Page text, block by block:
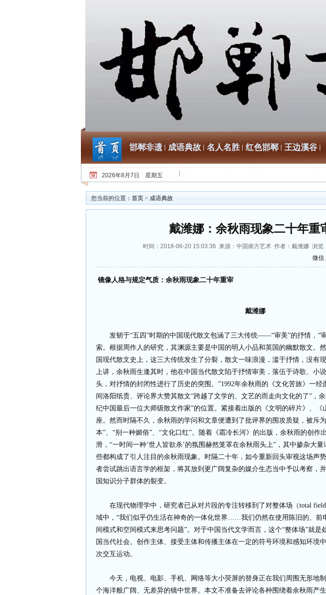
邯郸非遗 成语典故 名人名胜 红色邯郸 王边溪谷
2026年8月7日 星期五
您当前的位置： 首页 > 成语典故
戴潍娜：余秋雨现象二十年重
时间：2018-06-20 15:03:36 来源：中国南方艺术 作者：戴潍娜 浏览
微信
镜像人格与规定气质：余秋雨现象二十年重审
戴潍娜
发韧于“五四”时期的中国现代散文包涵了三大传统——“审美”的抒情，“审
索。根据周作人的研究，其渊源主要是中国的明人小品和英国的幽默散文。
国现代散文史上，这三大传统发生了分裂，散文一味浪漫，滥于抒情，没有
上讲，余秋雨生逢其时，他在中国当代散文陷于抒情审美，落伍于诗歌、小
头，对抒情的封闭性进行了历史的突围。”1992年余秋雨的《文化苦旅》一
间洛阳纸贵、评论界大赞其散文“跨越了文学的、文艺的而走向文化的了”，
纪中国最后一位大师级散文作家”的位置。紧接着出版的《文明的碎片》、《
座。然而时隔不久，余秋雨的学问和文章便遭到了批评界的围攻质疑，被斥
本”、“别一种媚俗”、“文化口红”。随着《霜冷长河》的出版，余秋雨的创作
滑，“一时间一种‘世人皆欲杀’的氛围赫然笼罩在余秋雨头上”，其中掺杂大
些都构成了引人注目的余秋雨现象。时隔二十年，如今重新回头审视这场声
者尝试跳出语言学的框架，将其放到更广阔复杂的媒介生态当中予以考察，
国知识分子群体的裂变。
在现代物理学中，研究者已从对片段的专注转移到了对整体场（total
域中，“我们似乎仍生活在神奇的一体化世界……我们仍然在使用陈旧的、前
间模式和空间模式来思考问题”。对于中国当代文学而言，这个“整体场”就是
国当代社会。创作主体、接受主体和传播主体在一定的符号环境和感知环境
次交互运动。
今天，电视、电影、手机、网络等大小荧屏的替身正在我们周围无形地
个海洋般广阔、无差异的镜中世界。本文不准备去评论各种围绕着余秋雨产